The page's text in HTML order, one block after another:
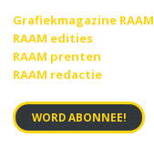
Grafiekmagazine RAAM
RAAM edities
RAAM prenten
RAAM redactie
WORD ABONNEE!